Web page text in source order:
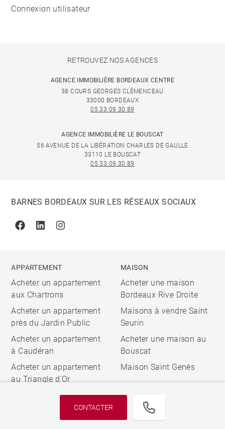
CONTACTER
Connexion utilisateur
RETROUVEZ NOS AGENCES
AGENCE IMMOBILIÈRE BORDEAUX CENTRE
38 COURS GEORGES CLÉMENCEAU
33000 BORDEAUX
05 33 09 30 89
AGENCE IMMOBILIÈRE LE BOUSCAT
56 AVENUE DE LA LIBÉRATION CHARLES DE GAULLE
33110 LE BOUSCAT
05 33 09 30 89
BARNES BORDEAUX SUR LES RÉSEAUX SOCIAUX
FacebookLinkedinInstagram
APPARTEMENT
Acheter un appartement
aux Chartrons
Acheter un appartement
près du Jardin Public
Acheter un appartement
à Caudéran
Acheter un appartement
au Triangle d'Or
MAISON
Acheter une maison
Bordeaux Rive Droite
Maisons à vendre Saint
Seurin
Acheter une maison au
Bouscat
Maison Saint Genès
© 2026 BARNES, INTERNATIONAL REALTY - BARNES
INTERNATIONAL